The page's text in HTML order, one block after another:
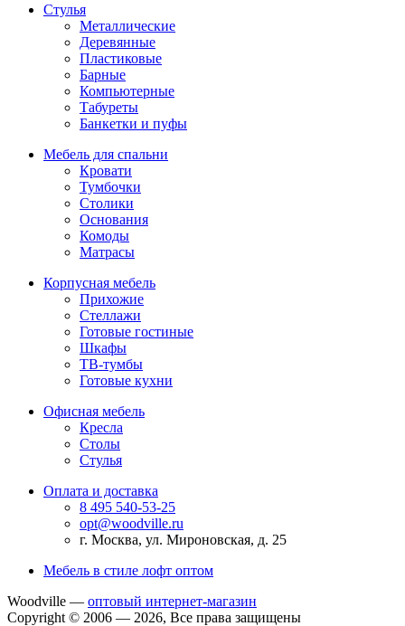
Стулья
Металлические
Деревянные
Пластиковые
Барные
Компьютерные
Табуреты
Банкетки и пуфы
Мебель для спальни
Кровати
Тумбочки
Столики
Основания
Комоды
Матрасы
Корпусная мебель
Прихожие
Стеллажи
Готовые гостиные
Шкафы
ТВ-тумбы
Готовые кухни
Офисная мебель
Кресла
Столы
Стулья
Оплата и доставка
8 495 540-53-25
opt@woodville.ru
г. Москва, ул. Мироновская, д. 25
Мебель в стиле лофт оптом
Woodville — оптовый интернет-магазин
Copyright © 2006 — 2026, Все права защищены